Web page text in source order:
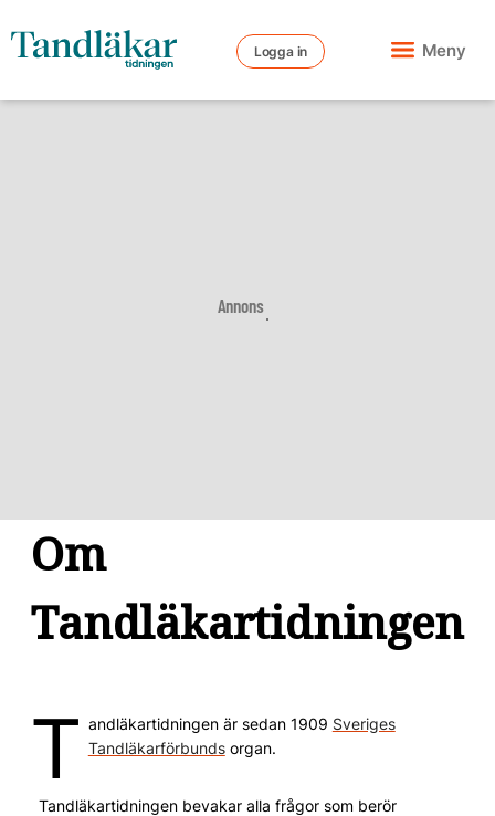
Logga in Meny
Annons
Om
Tandläkartidningen
T andläkartidningen är sedan 1909 Sveriges
Tandläkarförbundsorgan.
Tandläkartidningen bevakar alla frågor som berör